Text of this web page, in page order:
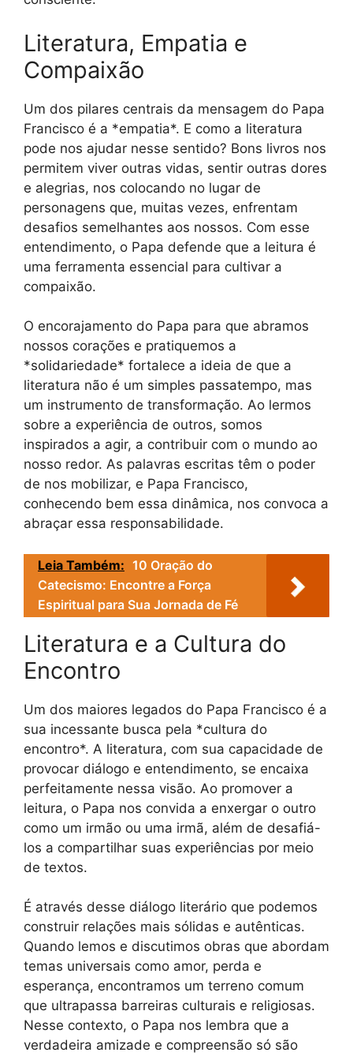
Literatura, Empatia e
Compaixão
Um dos pilares centrais da mensagem do Papa
Francisco é a *empatia*. E como a literatura
pode nos ajudar nesse sentido? Bons livros nos
permitem viver outras vidas, sentir outras dores
e alegrias, nos colocando no lugar de
personagens que, muitas vezes, enfrentam
desafios semelhantes aos nossos. Com esse
entendimento, o Papa defende que a leitura é
uma ferramenta essencial para cultivar a
compaixão.
O encorajamento do Papa para que abramos
nossos corações e pratiquemos a
*solidariedade* fortalece a ideia de que a
literatura não é um simples passatempo, mas
um instrumento de transformação. Ao lermos
sobre a experiência de outros, somos
inspirados a agir, a contribuir com o mundo ao
nosso redor. As palavras escritas têm o poder
de nos mobilizar, e Papa Francisco,
conhecendo bem essa dinâmica, nos convoca a
abraçar essa responsabilidade.
Leia Também: 10 Oração do
Catecismo: Encontre a Força
Espiritual para Sua Jornada de Fé
Literatura e a Cultura do
Encontro
Um dos maiores legados do Papa Francisco é a
sua incessante busca pela *cultura do
encontro*. A literatura, com sua capacidade de
provocar diálogo e entendimento, se encaixa
perfeitamente nessa visão. Ao promover a
leitura, o Papa nos convida a enxergar o outro
como um irmão ou uma irmã, além de desafiá-
los a compartilhar suas experiências por meio
de textos.
É através desse diálogo literário que podemos
construir relações mais sólidas e autênticas.
Quando lemos e discutimos obras que abordam
temas universais como amor, perda e
esperança, encontramos um terreno comum
que ultrapassa barreiras culturais e religiosas.
Nesse contexto, o Papa nos lembra que a
verdadeira amizade e compreensão só são